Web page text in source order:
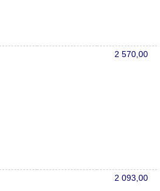
2 570,00
2 093,00